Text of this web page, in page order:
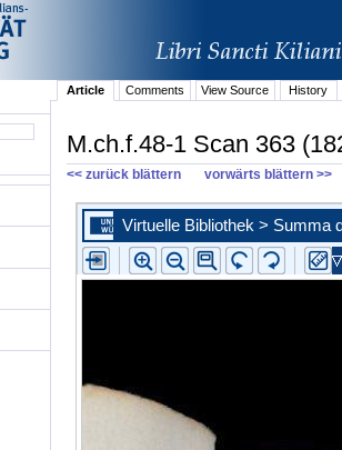
Article Comments View Source History
M.ch.f.48-1 Scan 363
<< zurück blättern vorwärts blättern >>